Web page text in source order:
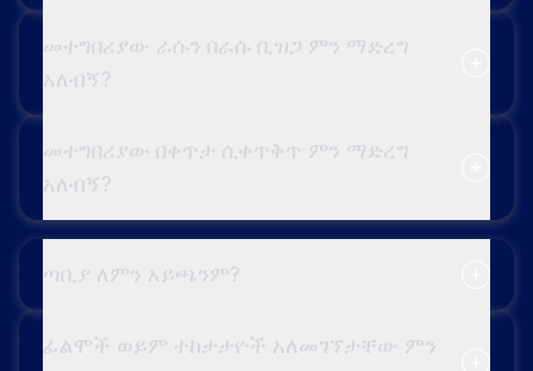
መተግበሪያው ራሱን በራሱ ቢዝጋ ምን ማድረግ
አለብኝ?
መተግበሪያው በቀጥታ ሲቀጥቅጥ ምን ማድረግ
አለብኝ?
ጣቢያ ለምን አይጫንም?
ፊልሞች ወይም ተከታታዮች አለመገኘታቸው ምን